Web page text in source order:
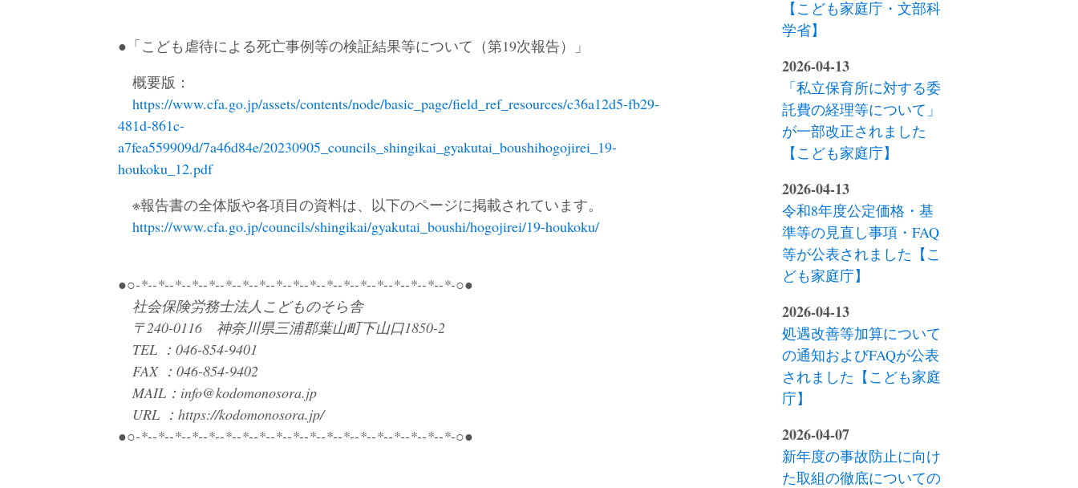
●「こども虐待による死亡事例等の検証結果等について（第19次報告）」
概要版：
https://www.cfa.go.jp/assets/contents/node/basic_page/field_ref_resources/c36a12d5-fb29-
481d-861c-
a7fea559909d/7a46d84e/20230905_councils_shingikai_gyakutai_boushihogojirei_19-
houkoku_12.pdf
※報告書の全体版や各項目の資料は、以下のページに掲載されています。
https://www.cfa.go.jp/councils/shingikai/gyakutai_boushi/hogojirei/19-houkoku/
●○-*--*--*--*--*--*--*--*--*--*--*--*--*--*--*--*--*--*--*-○●
社会保険労務士法人こどものそら舎
〒240-0116 神奈川県三浦郡葉山町下山口1850-2
TEL ：046-854-9401
FAX ：046-854-9402
MAIL：info@kodomonosora.jp
URL ：https://kodomonosora.jp/
●○-*--*--*--*--*--*--*--*--*--*--*--*--*--*--*--*--*--*--*-○●
【こども家庭庁・文部科
学省】
2026-04-13
「私立保育所に対する委
託費の経理等について」
が一部改正されました
【こども家庭庁】
2026-04-13
令和8年度公定価格・基
準等の見直し事項・FAQ
等が公表されました【こ
ども家庭庁】
2026-04-13
処遇改善等加算について
の通知およびFAQが公表
されました【こども家庭
庁】
2026-04-07
新年度の事故防止に向け
た取組の徹底についての